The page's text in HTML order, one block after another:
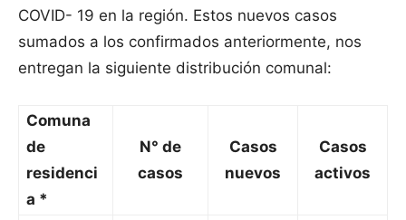
COVID- 19 en la región. Estos nuevos casos
sumados a los confirmados anteriormente, nos
entregan la siguiente distribución comunal:
Comuna
de
residenci
a *
N° de
casos
Casos
nuevos
Casos
activos